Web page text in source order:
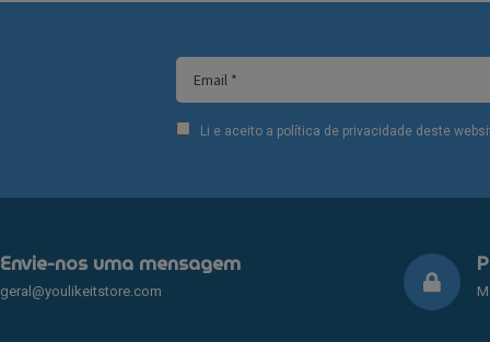
Li e aceito a política de privacidade deste
Envie-nos uma mensagem
geral@youlikeitstore.com